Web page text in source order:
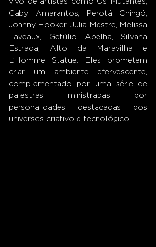
Gaby Amarantos, Perotá Chingó,
Johnny Hooker, Julia Mestre, Mélissa
Laveaux, Getúlio Abelha, Silvana
Estrada, Alto da Maravilha e
L’Homme Statue. Eles prometem
criar um ambiente efervescente,
complementado por uma série de
palestras ministradas por
personalidades destacadas dos
universos criativo e tecnológico.